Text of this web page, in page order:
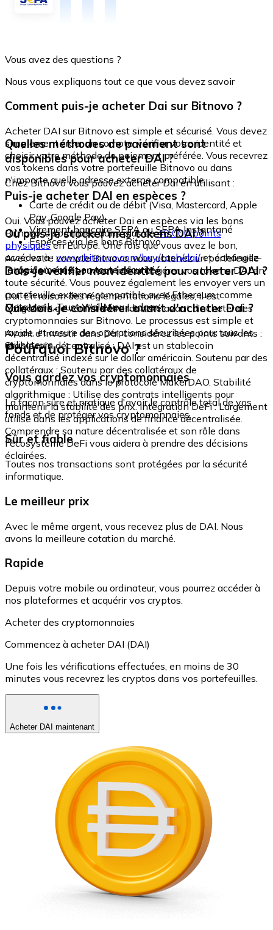
Vous avez des questions ?
Nous vous expliquons tout ce que vous devez savoir
Comment puis-je acheter Dai sur Bitnovo ?
Acheter DAI sur Bitnovo est simple et sécurisé. Vous devez
simplement créer un compte, vérifier votre identité et
choisir votre méthode de paiement préférée. Vous recevrez
vos tokens dans votre portefeuille Bitnovo ou dans
n'importe quelle adresse externe compatible.
Quelles méthodes de paiement sont
disponibles pour acheter DAI ?
Chez Bitnovo vous pouvez acheter Dai en utilisant :
Carte de crédit ou de débit (Visa, Mastercard, Apple
Pay, Google Pay)
Virement bancaire SEPA ou SEPA Instantané
Espèces via les bons Bitnovo
Puis-je acheter DAI en espèces ?
Oui. Vous pouvez acheter Dai en espèces via les bons
Bitnovo, disponibles dans plus de40 000 points
physiquesen Europe. Une fois que vous avez le bon,
accédez à : www.bitnovo.com/buy/cash/dai/et échangez-
le rapidement et en toute sécurité.
Où puis-je stocker mes tokens DAI ?
Avec votre compte Bitnovo, vous obtenez un portefeuille
intégré où vous pouvez stocker et gérer vos tokens DAI en
toute sécurité. Vous pouvez également les envoyer vers un
portefeuille externe compatible avec Ethereum, comme
MetaMask, Trust Wallet ou Ledger.
Dois-je vérifier mon identité pour acheter DAI ?
Oui. En raison des réglementations légales, il est
obligatoire de vérifier votre identité avant d'acheter des
cryptomonnaies sur Bitnovo. Le processus est simple et
rapide, et assure des opérations sécurisées pour tous les
utilisateurs.
Que dois-je considérer avant d'acheter Dai ?
Avant d'investir dans Dai, considérez les points suivants :
Stablecoin décentralisé : DAI est un stablecoin
décentralisé indexé sur le dollar américain. Soutenu par des
collatéraux : Soutenu par des collatéraux de
cryptomonnaies dans le protocole MakerDAO. Stabilité
algorithmique : Utilise des contrats intelligents pour
maintenir la stabilité des prix. Intégration DeFi : Largement
utilisé dans les applications de finance décentralisée.
Comprendre sa nature décentralisée et son rôle dans
l'écosystème DeFi vous aidera à prendre des décisions
éclairées.
Pourquoi Bitnovo ?
Vous gardez vos cryptomonnaies
La façon sûre et pratique d'avoir le contrôle total de vos
fonds et de protéger vos cryptomonnaies.
Sûr et fiable
Toutes nos transactions sont protégées par la sécurité
informatique.
Le meilleur prix
Avec le même argent, vous recevez plus de DAI. Nous
avons la meilleure cotation du marché.
Rapide
Depuis votre mobile ou ordinateur, vous pourrez accéder à
nos plateformes et acquérir vos cryptos.
Acheter des cryptomonnaies
Commencez à acheter DAI (DAI)
Une fois les vérifications effectuées, en moins de 30
minutes vous recevrez les cryptos dans vos portefeuilles.
Acheter DAI maintenant